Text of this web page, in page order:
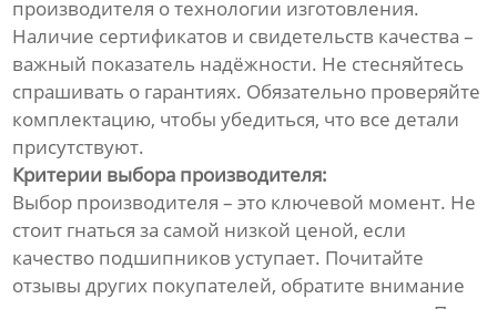
производителя о технологии изготовления.
Наличие сертификатов и свидетельств качества –
важный показатель надёжности. Не стесняйтесь
спрашивать о гарантиях. Обязательно проверяйте
комплектацию, чтобы убедиться, что все детали
присутствуют.
Критерии выбора производителя:
Выбор производителя – это ключевой момент. Не
стоит гнаться за самой низкой ценой, если
качество подшипников уступает. Почитайте
отзывы других покупателей, обратите внимание